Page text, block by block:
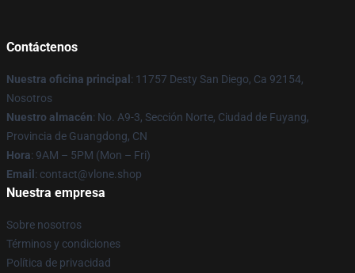
Contáctenos
Nuestra oficina principal : 11757 Desty San Diego, Ca 92154,
Nosotros
Nuestro almacén: No. A9-3, Sección Norte, Ciudad de Fuyang,
Provincia de Guangdong, CN
Hora: 9AM – 5PM (Mon – Fri)
Email : contact@vlone.shop
Nuestra empresa
Sobre nosotros
Términos y condiciones
Política de privacidad